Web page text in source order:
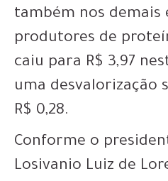
também nos demais
produtores de
caiu para R$ 3,97
uma desvalorização
R$ 0,28.
Conforme o
Losivanio Luiz de